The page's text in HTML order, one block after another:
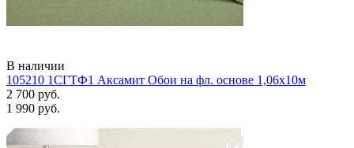
В наличии
105210 1СГТФ1 Аксамит Обои на фл. основе 1,06х10м
2 700 руб.
1 990 руб.